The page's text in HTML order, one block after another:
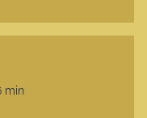
min